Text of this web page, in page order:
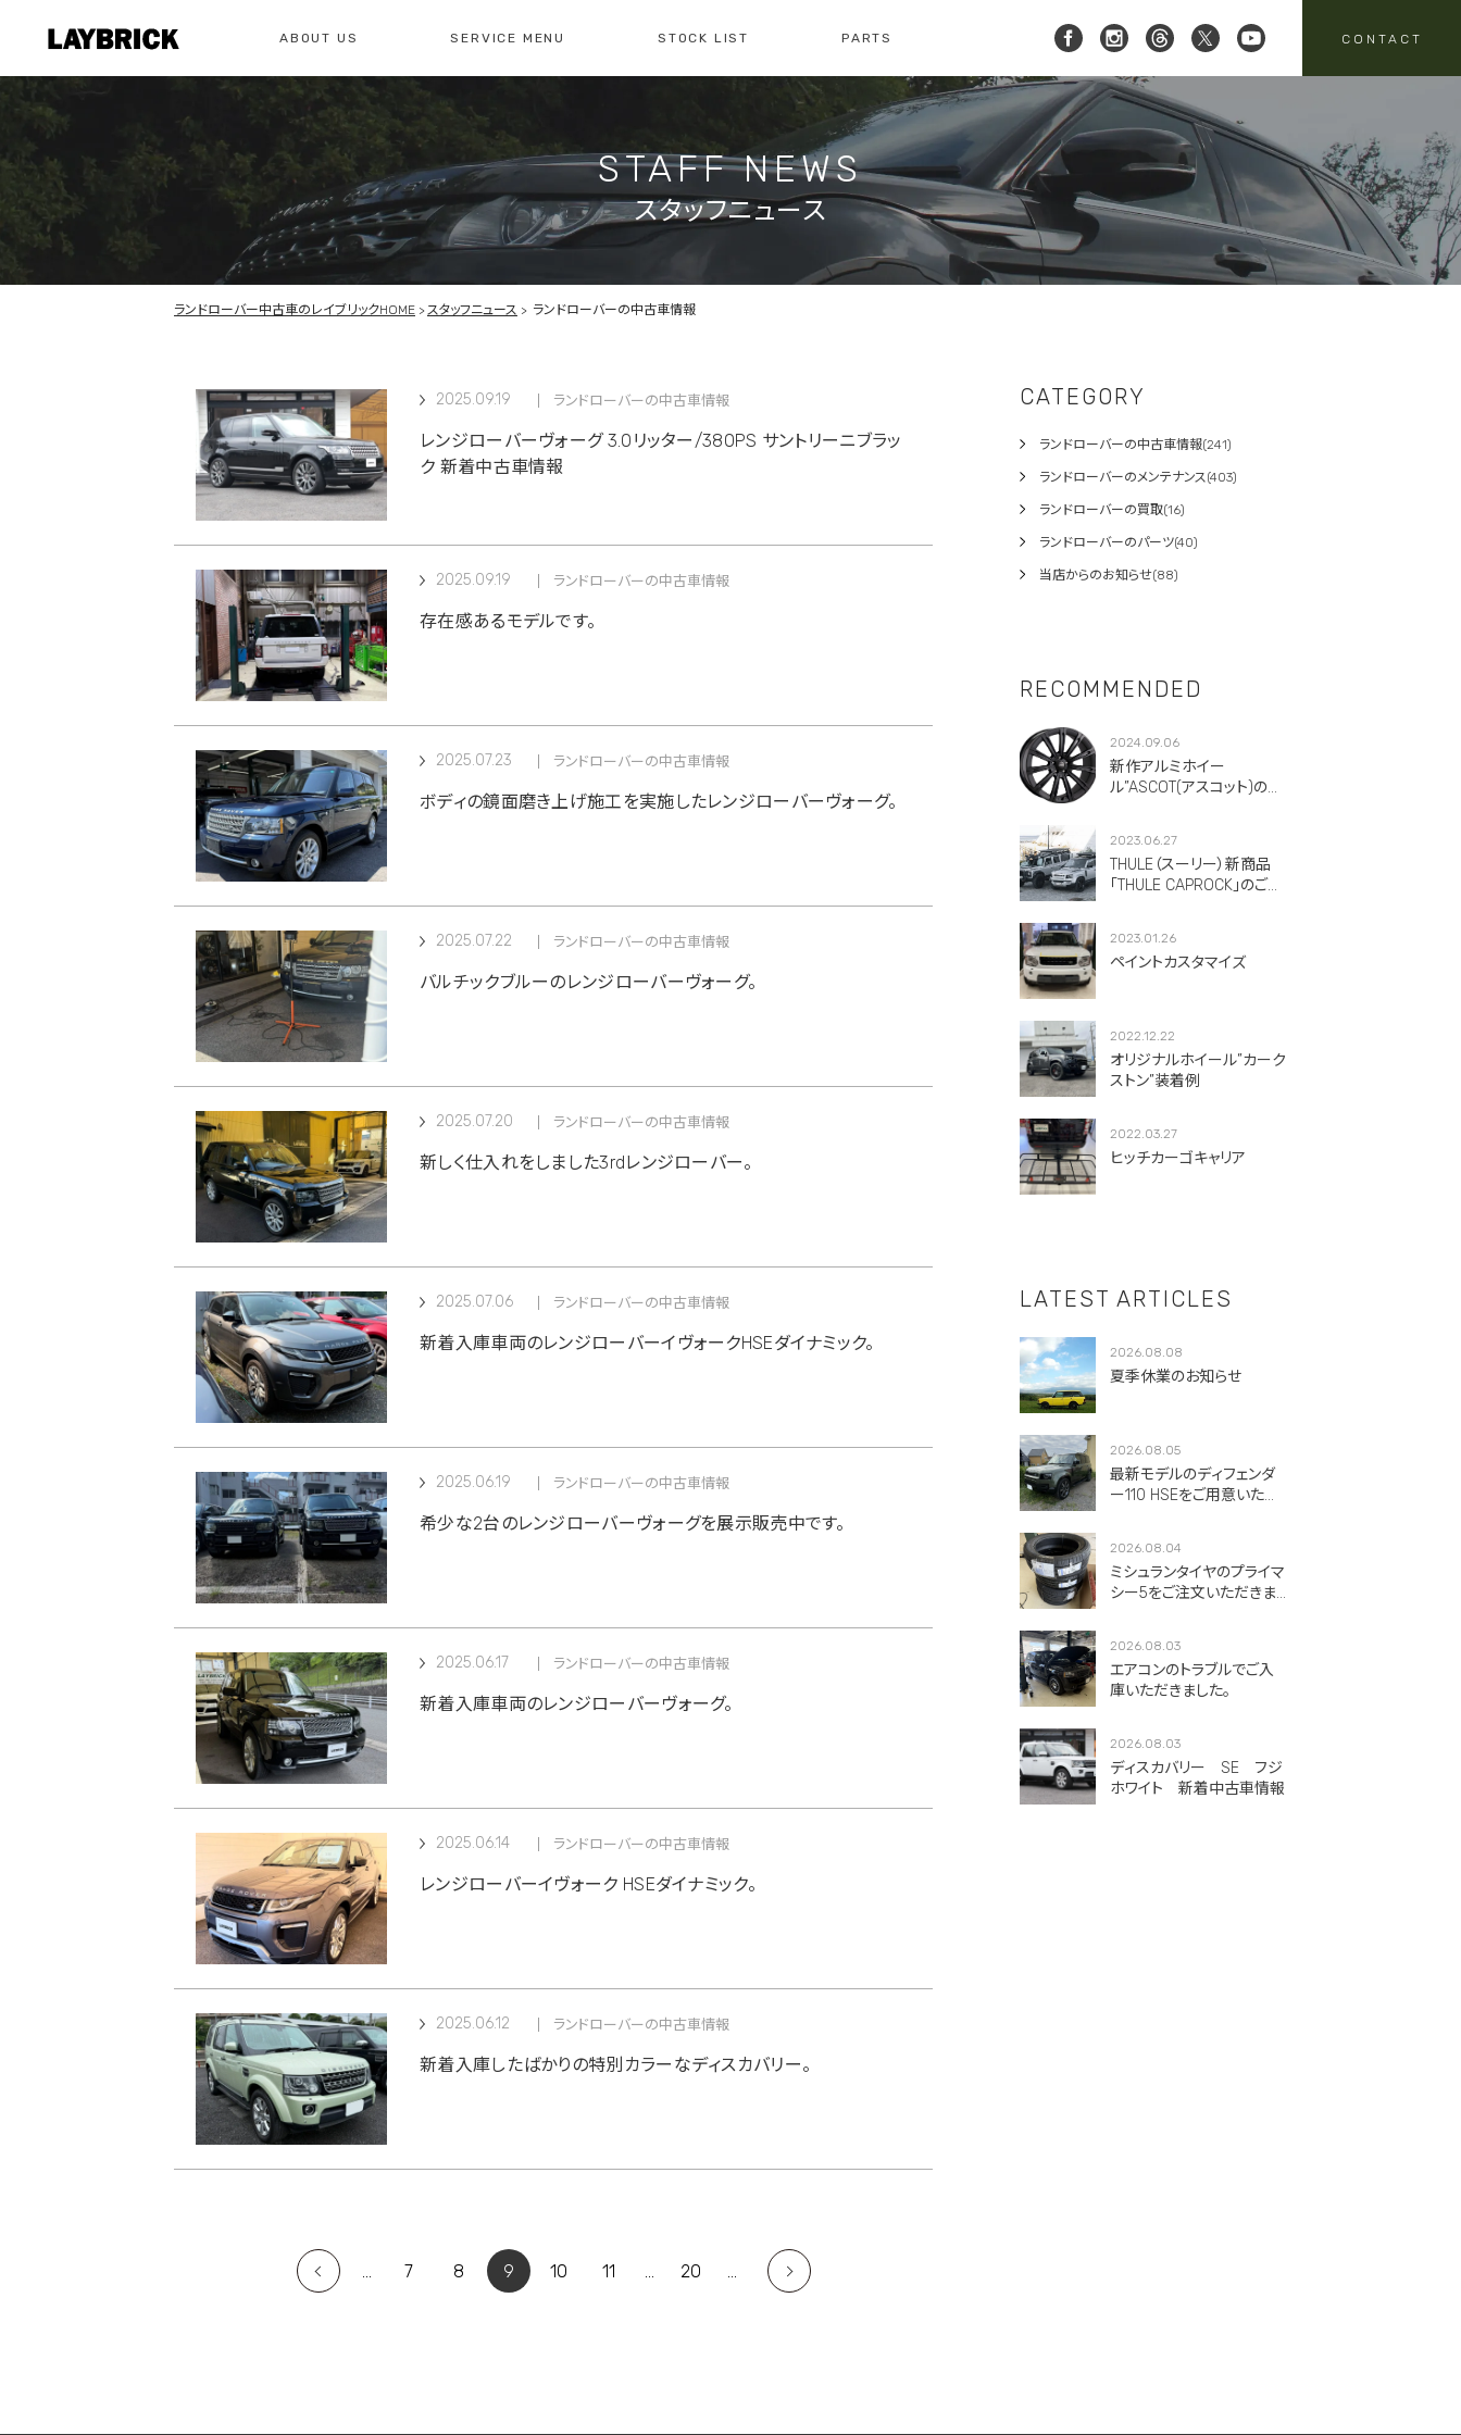
ABOUT US
私たちについて レイブリックについて 店舗紹介 会社概要 スタッフニュース
SERVICE MENU
サービスメニュー 修理・整備・故障診断 車検・点検のご案内 注文販売 買取
STOCK LIST PARTS CONTACT
お問い合わせ 0561-61-3930
10:00-19:00
[ レイブリック三郷店 ]
048-951-4136
10:00-18:00 定休日:水曜日
総合お問い合わせ
お問い合わせ
お問い合わせ
買取のお問い合わせ 注文販売のお問い合わせ
パーツ・アクセサリーの
お問い合わせ
STAFF NEWS
スタッフニュース
ランドローバー中古車のレイブリックHOME スタッフニュース ランドローバーの中古車情報
2025.09.19 ランドローバーの中古車情報
レンジローバーヴォーグ 3.0リッター/380PS サントリーニブラッ
ク 新着中古車情報
2025.09.19 ランドローバーの中古車情報
存在感あるモデルです。
2025.07.23 ランドローバーの中古車情報
ボディの鏡面磨き上げ施工を実施したレンジローバーヴォーグ。
2025.07.22 ランドローバーの中古車情報
バルチックブルーのレンジローバーヴォーグ。
2025.07.20 ランドローバーの中古車情報
新しく仕入れをしました3rdレンジローバー。
2025.07.06 ランドローバーの中古車情報
新着入庫車両のレンジローバーイヴォークHSEダイナミック。
2025.06.19 ランドローバーの中古車情報
希少な2台のレンジローバーヴォーグを展示販売中です。
2025.06.17 ランドローバーの中古車情報
新着入庫車両のレンジローバーヴォーグ。
2025.06.14 ランドローバーの中古車情報
レンジローバーイヴォーク HSEダイナミック。
2025.06.12 ランドローバーの中古車情報
新着入庫したばかりの特別カラーなディスカバリー。
... 7 8 9 10 11 ... 20 ...
CATEGORY
ランドローバーの中古車情報(241)
ランドローバーのメンテナンス(403)
ランドローバーの買取(16)
ランドローバーのパーツ(40)
当店からのお知らせ(88)
RECOMMENDED
2024.09.06
新作アルミホイー
ル”ASCOT(アスコット)のご
2023.06.27
THULE（スーリー）新商品
「THULE CAPROCK」のご紹
2023.01.26
ペイントカスタマイズ
2022.12.22
オリジナルホイール”カーク
ストン”装着例
2022.03.27
ヒッチカーゴキャリア
LATEST ARTICLES
2026.08.08
夏季休業のお知らせ
2026.08.05
最新モデルのディフェンダ
ー110 HSEをご用意いただ
2026.08.04
ミシュランタイヤのプライマ
シー5をご注文いただきま
2026.08.03
エアコンのトラブルでご入
庫いただきました。
2026.08.03
ディスカバリー SE フジ
ホワイト 新着中古車情報